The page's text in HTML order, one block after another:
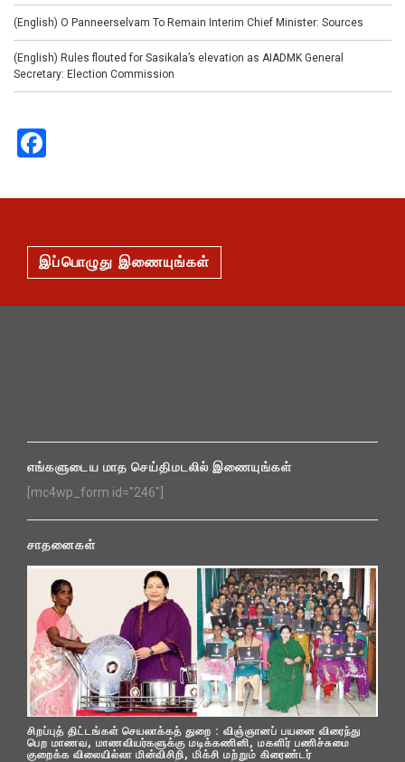
(English) O Panneerselvam To Remain Interim Chief Minister: Sources
(English) Rules flouted for Sasikala’s elevation as AIADMK General
Secretary: Election Commission
இப்பொழுது இணையுங்கள்
எங்களுடைய மாத செய்திமடலில் இணையுங்கள்
[mc4wp_form id="246"]
சாதனைகள்
சிறப்புத் திட்டங்கள் செயலாக்கத் துறை : விஞ்ஞானப் பயனை விரைந்து
பெற மாணவ, மாணவியர்களுக்கு மடிக்கணினி, மகளிர் பணிச்சுமை
குறைக்க விலையில்லா மின்விசிறி, மிக்சி மற்றும் கிரைண்டர்